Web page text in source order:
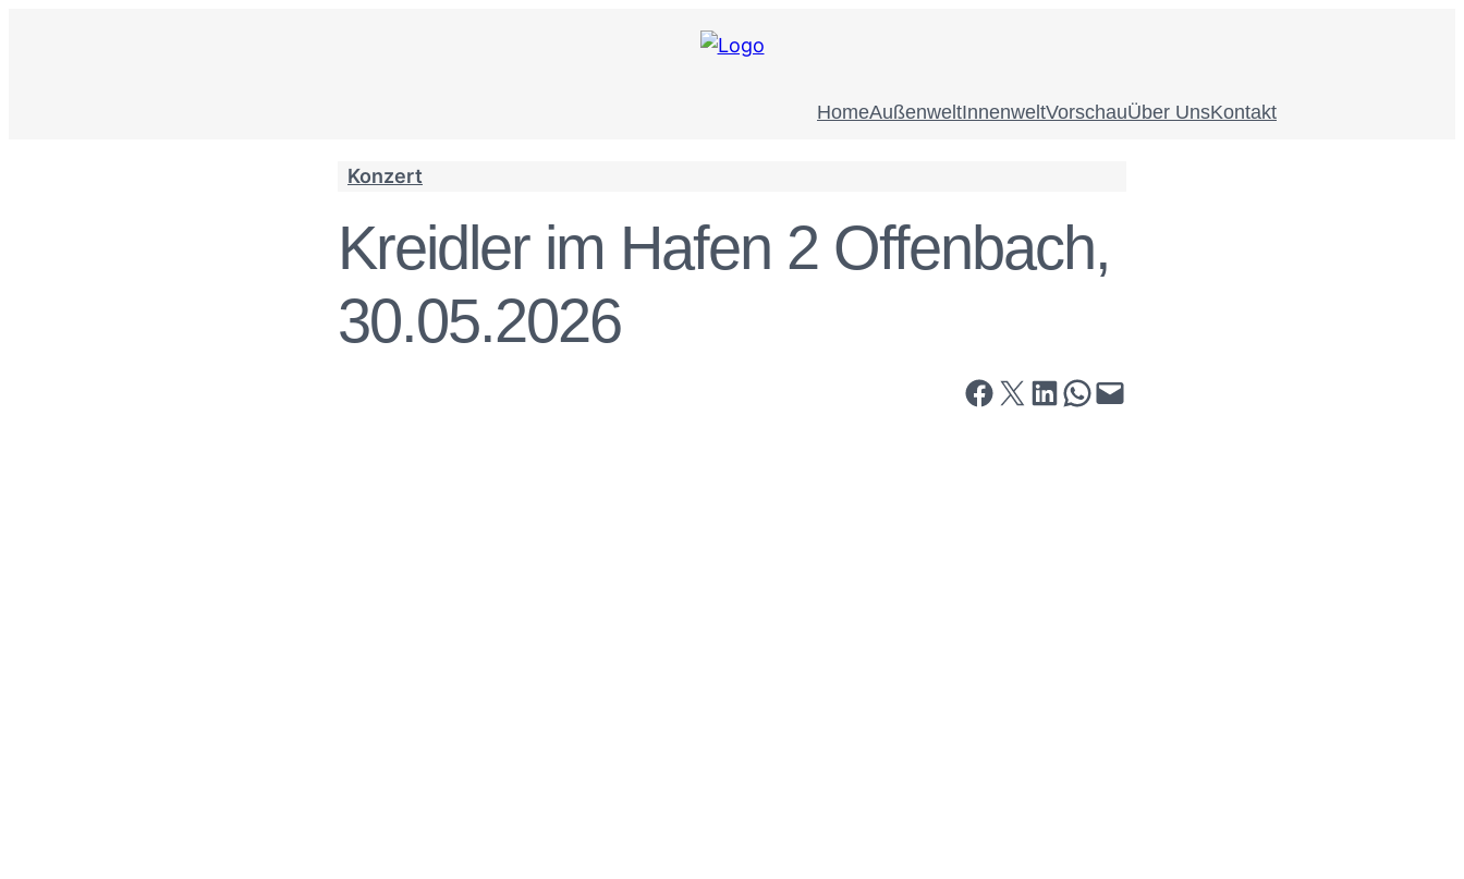
HomeAußenweltInnenweltVorschauÜber UnsKontakt
Konzert
Kreidler im Hafen 2 Offenbach,
30.05.2026
Share on Facebook
Share on X Share on LinkedIn
Share on WhatsApp
Email this Page